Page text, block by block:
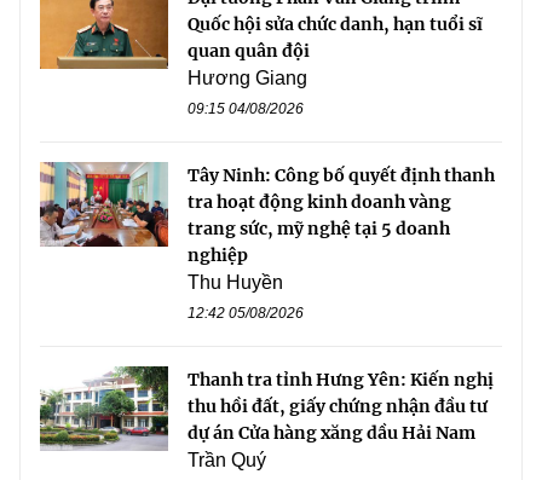
Quốc hội sửa chức danh, hạn tuổi sĩ
quan quân đội
Hương Giang
09:15 04/08/2026
Tây Ninh: Công bố quyết định thanh
tra hoạt động kinh doanh vàng
trang sức, mỹ nghệ tại 5 doanh
nghiệp
Thu Huyền
12:42 05/08/2026
Thanh tra tỉnh Hưng Yên: Kiến nghị
thu hồi đất, giấy chứng nhận đầu tư
dự án Cửa hàng xăng dầu Hải Nam
Trần Quý